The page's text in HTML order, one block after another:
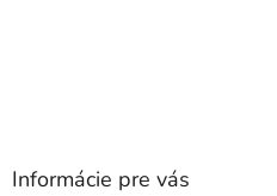
Informácie pre vás